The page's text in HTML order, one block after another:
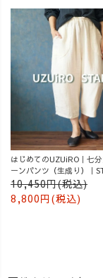
はじめてのUZUiRO｜七
ーンパンツ（生成り）｜
10,450円(税込)
8,800円(税込)